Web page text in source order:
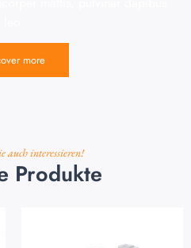
more
auch interessieren!
Produkte